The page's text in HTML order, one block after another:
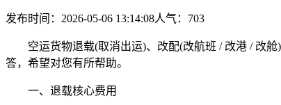
发布时间：2026-05-06 13:14:08人气： 703
空运货物退载(取消出运)、改配(改航班 / 改港 / 改舱)
答，希望对您有所帮助。
一、退载核心费用